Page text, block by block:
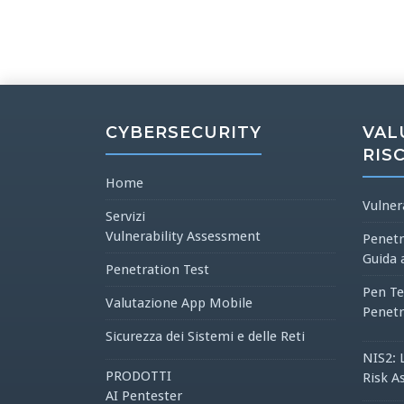
CYBERSECURITY
Home
Servizi
Vulnerability Assessment
Penetration Test
Valutazione App Mobile
Sicurezza dei Sistemi e delle Reti
PRODOTTI
AI Pentester
Guida
Pen
NIS2:
Risk